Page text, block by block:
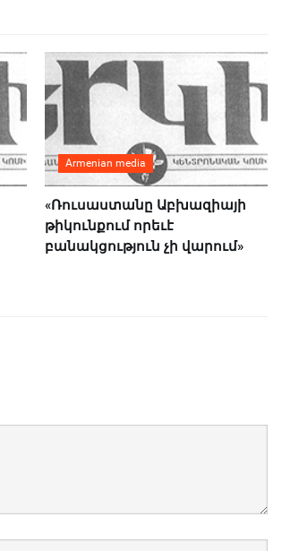
Armenian media
«Ռուսաստանը Աբխազիայի
թիկունքում որեւէ
բանակցություն չի վարում»